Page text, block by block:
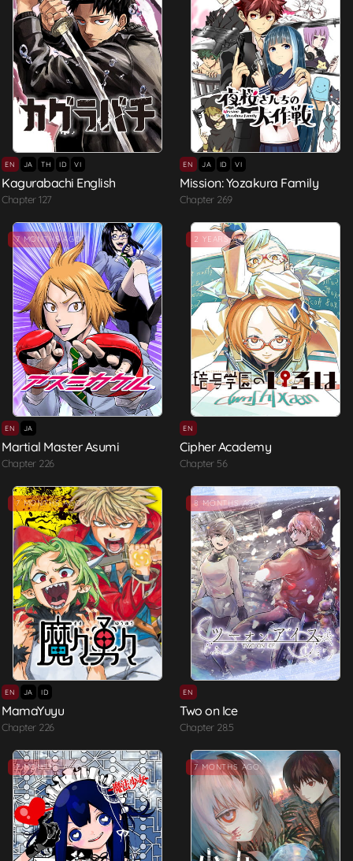
EN JA TH ID VI
Kagurabachi English
Chapter 127
EN JA ID VI
Mission: Yozakura Family
Chapter 269
7 MONTHS AGO
EN JA
Martial Master Asumi
Chapter 226
2 YEARS AGO
EN
Cipher Academy
Chapter 56
7 MONTHS AGO
EN JA ID
MamaYuyu
Chapter 226
8 MONTHS AGO
EN
Two on Ice
Chapter 28.5
7 MONTHS AGO 7 MONTHS AGO